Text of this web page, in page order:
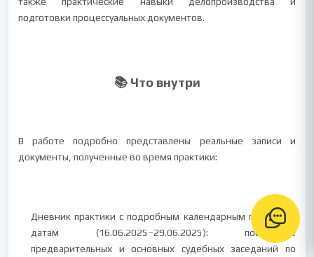
подготовки процессуальных документов.
📚 Что внутри
В работе подробно представлены реальные записи и
документы, полученные во время практики:
Дневник практики с по­дробным календарным планом по
датам (16.06.2025–29.06.2025): посещение
предварительных и основных судебных заседаний по